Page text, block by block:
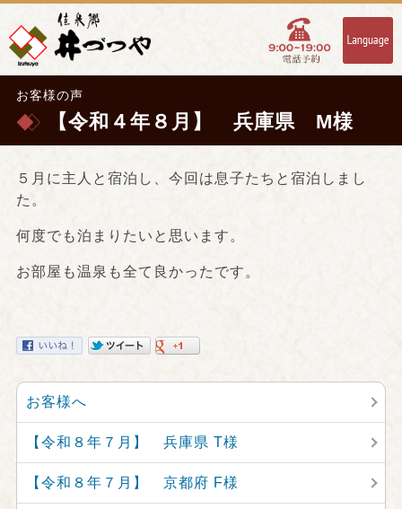
お客様の声
【令和４年８月】 兵庫県 M様
５月に主人と宿泊し、今回は息子たちと宿泊しまし
た。
何度でも泊まりたいと思います。
お部屋も温泉も全て良かったです。
お客様へ
【令和８年７月】 兵庫県 T様
【令和８年７月】 京都府 F様